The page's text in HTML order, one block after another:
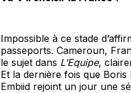
Impossible à ce stade
passeports. Cameroun,
le sujet dans L’Equipe,
Et la dernière fois que
Embiid rejoint un jour une